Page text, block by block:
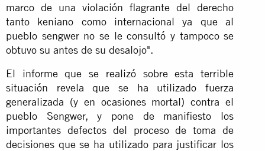
marco de una violación flagrante del derecho
tanto keniano como internacional ya que al
pueblo sengwer no se le consultó y tampoco se
obtuvo su antes de su desalojo".
El informe que se realizó sobre esta terrible
situación revela que se ha utilizado fuerza
generalizada (y en ocasiones mortal) contra el
pueblo Sengwer, y pone de manifiesto los
importantes defectos del proceso de toma de
decisiones que se ha utilizado para justificar los